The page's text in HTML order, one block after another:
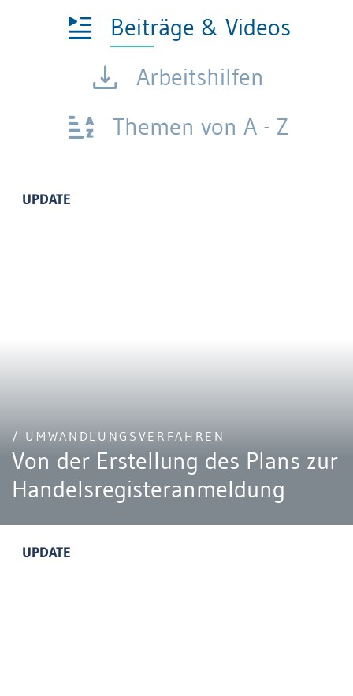
Beiträge & Videos
Arbeitshilfen
Themen von A - Z
UPDATE
/ UMWANDLUNGSVERFAHREN
Von der Erstellung des Plans zur
Handelsregisteranmeldung
UPDATE